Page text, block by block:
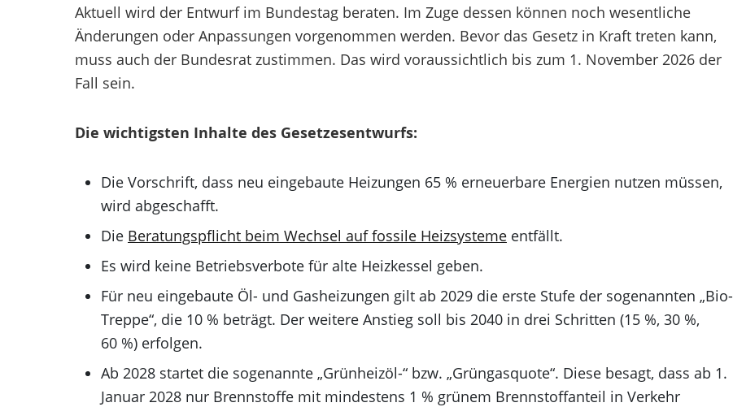
Aktuell wird der Entwurf im Bundestag beraten. Im Zuge dessen können noch wesentliche
Änderungen oder Anpassungen vorgenommen werden. Bevor das Gesetz in Kraft treten kann,
muss auch der Bundesrat zustimmen. Das wird voraussichtlich bis zum 1. November 2026 der
Fall sein.
Die wichtigsten Inhalte des Gesetzesentwurfs:
Die Vorschrift, dass neu eingebaute Heizungen 65 % erneuerbare Energien nutzen müssen,
wird abgeschafft.
Die Beratungspflicht beim Wechsel auf fossile Heizsysteme entfällt.
Es wird keine Betriebsverbote für alte Heizkessel geben.
Für neu eingebaute Öl- und Gasheizungen gilt ab 2029 die erste Stufe der sogenannten „Bio-
Treppe“, die 10 % beträgt. Der weitere Anstieg soll bis 2040 in drei Schritten (15 %, 30 %,
60 %) erfolgen.
Ab 2028 startet die sogenannte „Grünheizöl-“ bzw. „Grüngasquote“. Diese besagt, dass ab 1.
Januar 2028 nur Brennstoffe mit mindestens 1 % grünem Brennstoffanteil in Verkehr